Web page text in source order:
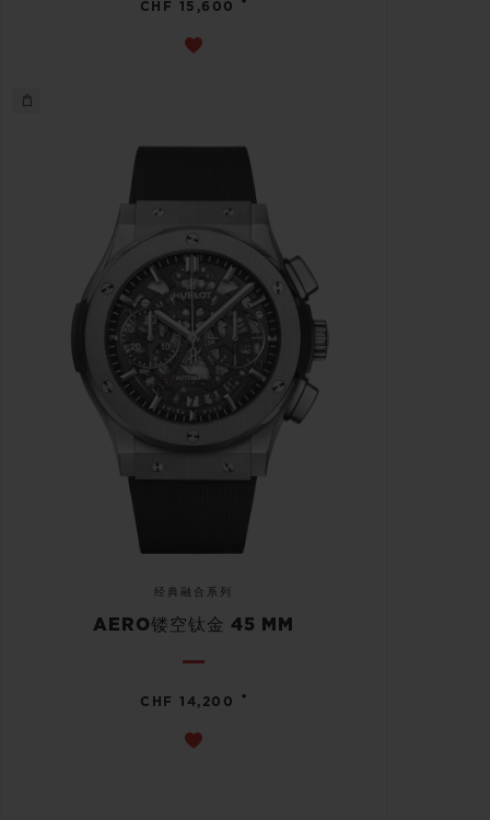
CHF 15,600
经典融合系列
AERO镂空钛金 45 MM
CHF 14,200 •